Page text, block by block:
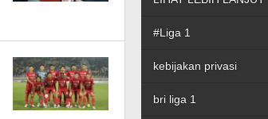
#Liga 1
kebijakan privasi
bri liga 1